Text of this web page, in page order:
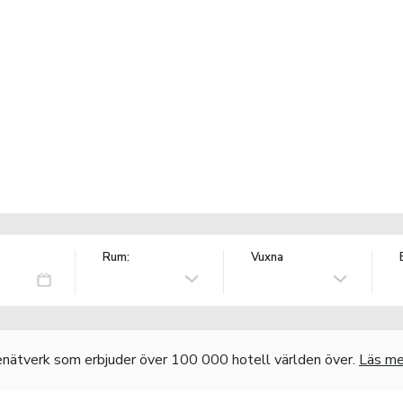
Rum: Vuxna
som erbjuder över 100 000 hotell världen över. Läs